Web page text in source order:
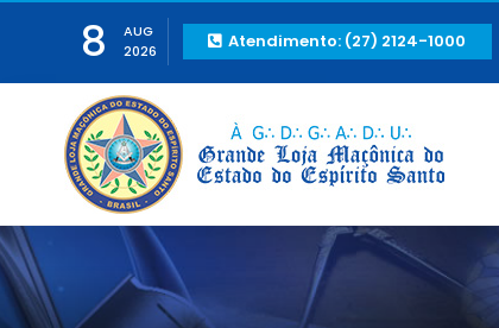
8
AUG
2026
Atendimento: (27) 2124-1000